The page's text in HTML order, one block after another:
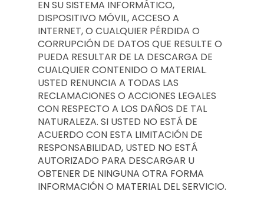
EN SU SISTEMA INFORMÁTICO,
DISPOSITIVO MÓVIL, ACCESO A
INTERNET, O CUALQUIER PÉRDIDA O
CORRUPCIÓN DE DATOS QUE RESULTE O
PUEDA RESULTAR DE LA DESCARGA DE
CUALQUIER CONTENIDO O MATERIAL.
USTED RENUNCIA A TODAS LAS
RECLAMACIONES O ACCIONES LEGALES
CON RESPECTO A LOS DAÑOS DE TAL
NATURALEZA. SI USTED NO ESTÁ DE
ACUERDO CON ESTA LIMITACIÓN DE
RESPONSABILIDAD, USTED NO ESTÁ
AUTORIZADO PARA DESCARGAR U
OBTENER DE NINGUNA OTRA FORMA
INFORMACIÓN O MATERIAL DEL SERVICIO.